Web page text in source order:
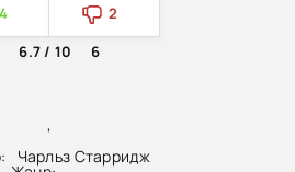
,
Чарльз Старридж
4
2
6.7 / 10
6